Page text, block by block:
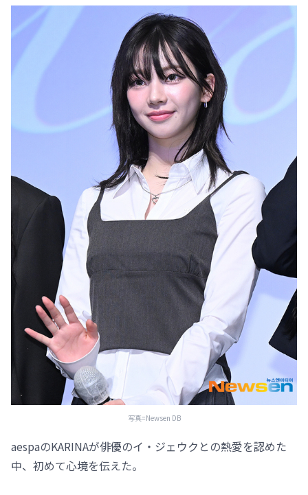
写真=Newsen DB
aespaのKARINAが俳優のイ・ジェウクとの熱愛を認めた
中、初めて心境を伝えた。